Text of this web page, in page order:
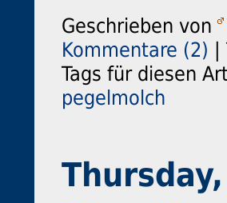
Geschrieben von
Kommentare (2) |
Tags für diesen
pegelmolch